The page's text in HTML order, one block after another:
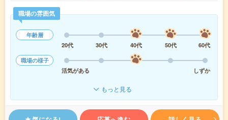
職場の雰囲気
年齢層
20代
30代 40代 50代
60代
職場の様子
活気がある
しずか
もっと見る